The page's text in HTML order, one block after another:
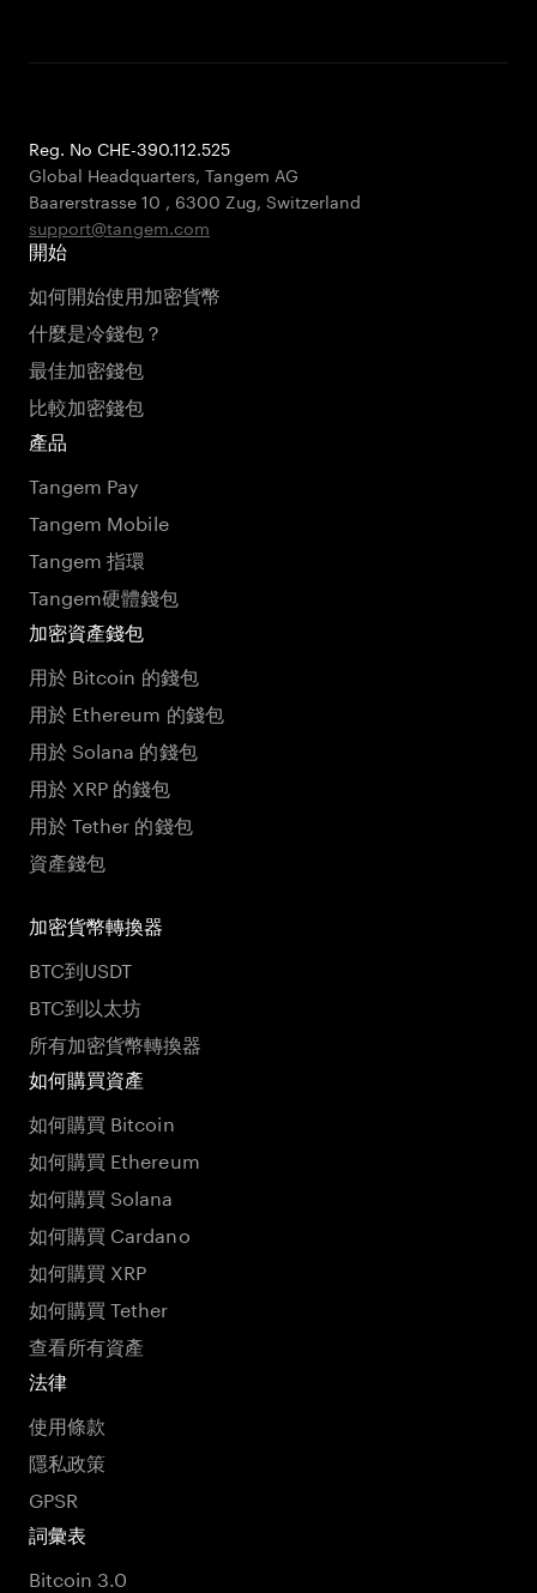
Reg. No CHE-390.112.525
Global Headquarters, Tangem AG
Baarerstrasse 10 , 6300 Zug, Switzerland
support@tangem.com
開始
如何開始使用加密貨幣
什麼是冷錢包？
最佳加密錢包
比較加密錢包
產品
Tangem Pay
Tangem Mobile
Tangem 指環
Tangem硬體錢包
加密資產錢包
用於 Bitcoin 的錢包
用於 Ethereum 的錢包
用於 Solana 的錢包
用於 XRP 的錢包
用於 Tether 的錢包
資產錢包
加密貨幣轉換器
BTC到USDT
BTC到以太坊
所有加密貨幣轉換器
如何購買資產
如何購買 Bitcoin
如何購買 Ethereum
如何購買 Solana
如何購買 Cardano
如何購買 XRP
如何購買 Tether
查看所有資產
法律
使用條款
隱私政策
GPSR
詞彙表
Bitcoin 3.0